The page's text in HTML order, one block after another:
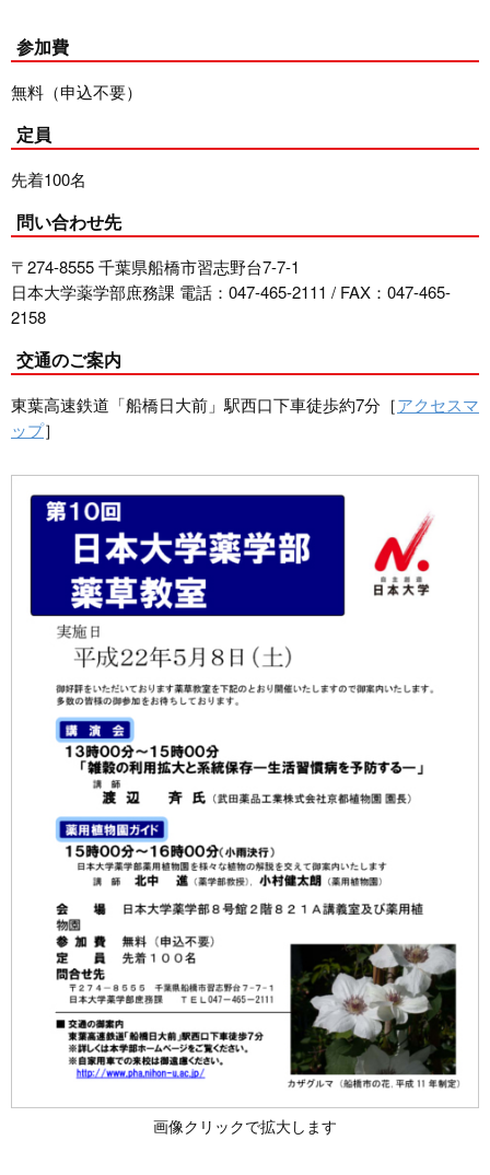
参加費
無料（申込不要）
定員
先着100名
問い合わせ先
〒274-8555 千葉県船橋市習志野台7-7-1
日本大学薬学部庶務課 電話：047-465-2111 / FAX：047-465-
2158
交通のご案内
東葉高速鉄道「船橋日大前」駅西口下車徒歩約7分［アクセスマ
ップ］
画像クリックで拡大します